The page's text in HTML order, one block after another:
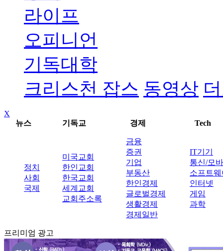
라이프
오피니언
기독대학
크리스천 잡스 동영상
X
뉴스
기독교 경제 Tech
정치
사회
국제
미국교회
한인교회
한국교회
세계교회
교회주소록
금융
증권
기업
부동산
한인경제
글로벌경제
생활경제
경제일반
IT기기
통신/모
소프트웨
인터넷
게임
과학
프리미엄 광고